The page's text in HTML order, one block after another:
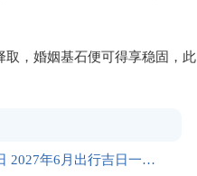
，婚姻基石便可得享稳固，此
2019年6月份出行吉日 2027年6月出行吉日一览表